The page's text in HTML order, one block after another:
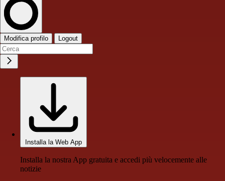
Modifica profilo Logout
Installa la Web App
Installa la nostra App gratuita e accedi più velocemente alle
notizie